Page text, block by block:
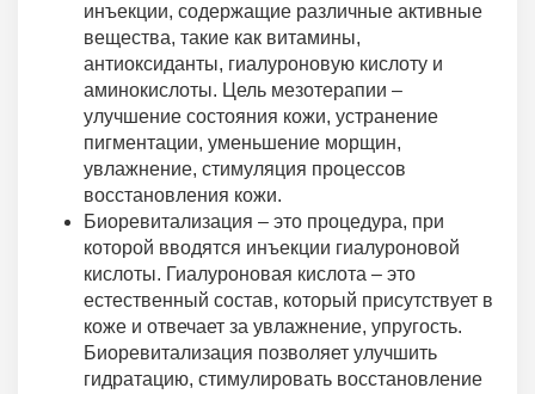
инъекции, содержащие различные активные
вещества, такие как витамины,
антиоксиданты, гиалуроновую кислоту и
аминокислоты. Цель мезотерапии –
улучшение состояния кожи, устранение
пигментации, уменьшение морщин,
увлажнение, стимуляция процессов
восстановления кожи.
Биоревитализация – это процедура, при
которой вводятся инъекции гиалуроновой
кислоты. Гиалуроновая кислота – это
естественный состав, который присутствует в
коже и отвечает за увлажнение, упругость.
Биоревитализация позволяет улучшить
гидратацию, стимулировать восстановление